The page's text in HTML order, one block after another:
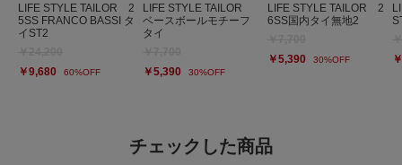
LIFE STYLE TAILOR 2
5SS FRANCO BASSI タ
イST2
￥9,680
60%OFF
LIFE STYLE TAILOR
ベースボールモチーフ
タイ
￥5,390
30%OFF
LIFE STYLE TAILOR 2
6SS国内タイ無地2
￥5,390
30%OFF
チェックした商品